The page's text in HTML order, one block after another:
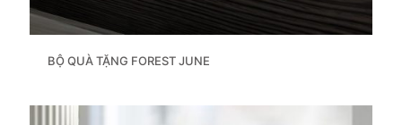
BỘ QUÀ TẶNG FOREST JUNE